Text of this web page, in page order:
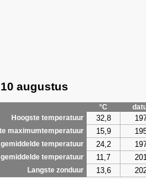
augustus
°C
Hoogste temperatuur
32,8
maximumtemperatuur 15,9
gemiddelde temperatuur 24,2
gemiddelde temperatuur 11,7
Langste zonduur 13,6